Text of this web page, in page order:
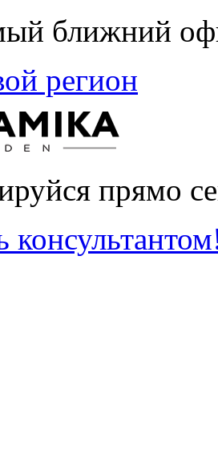
ближний
регион
прямо